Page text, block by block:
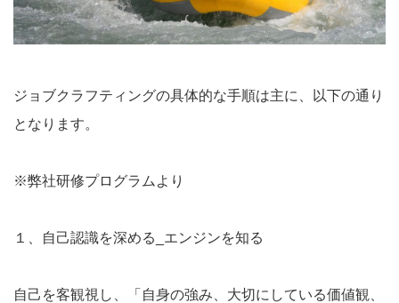
ジョブクラフティングの具体的な手順は主に、以下の通り
となります。
※弊社研修プログラムより
１、自己認識を深める_エンジンを知る
自己を客観視し、「自身の強み、大切にしている価値観、